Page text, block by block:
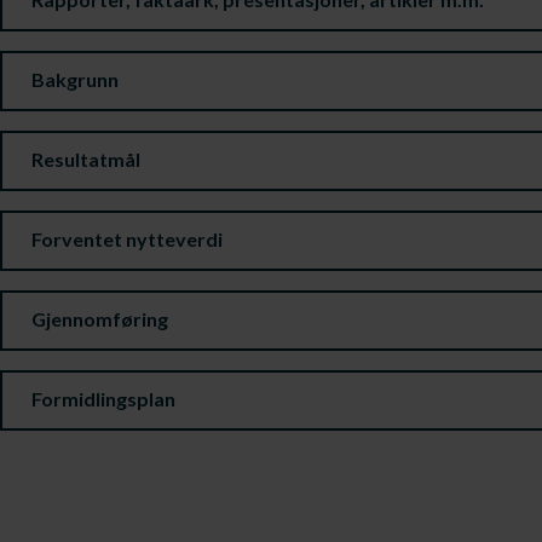
Bakgrunn
Resultatmål
Forventet nytteverdi
Gjennomføring
Formidlingsplan